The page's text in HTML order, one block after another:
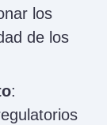
los
de los
: